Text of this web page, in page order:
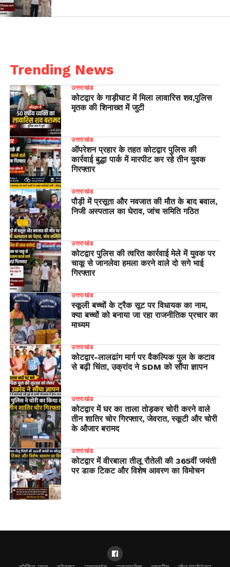
Trending News
उत्तराखंड
कोटद्वार के गाड़ीघाट में मिला लावारिस शव,पुलिस
मृतक की शिनाख्त में जुटी
उत्तराखंड
ऑपरेशन प्रहार के तहत कोटद्वार पुलिस की
कार्रवाई बुद्धा पार्क में मारपीट कर रहे तीन युवक
गिरफ्तार
उत्तराखंड
पौड़ी में प्रसूता और नवजात की मौत के बाद बवाल,
निजी अस्पताल का घेराव, जांच समिति गठित
उत्तराखंड
कोटद्वार पुलिस की त्वरित कार्रवाई मेले में युवक पर
चाकू से जानलेवा हमला करने वाले दो सगे भाई
गिरफ्तार
उत्तराखंड
स्कूली बच्चों के ट्रैक सूट पर विधायक का नाम,
क्या बच्चों को बनाया जा रहा राजनीतिक प्रचार का
माध्यम
उत्तराखंड
​कोटद्वार-लालढांग मार्ग पर वैकल्पिक पुल के कटाव
से बढ़ी चिंता, उक्रांद ने SDM को सौंपा ज्ञापन
उत्तराखंड
कोटद्वार में घर का ताला तोड़कर चोरी करने वाले
तीन शातिर चोर गिरफ्तार, जेवरात, स्कूटी और चोरी
के औजार बरामद
उत्तराखंड
कोटद्वार में वीरबाला तीलू रौतेली की 365वीं जयंती
पर डाक टिकट और विशेष आवरण का विमोचन